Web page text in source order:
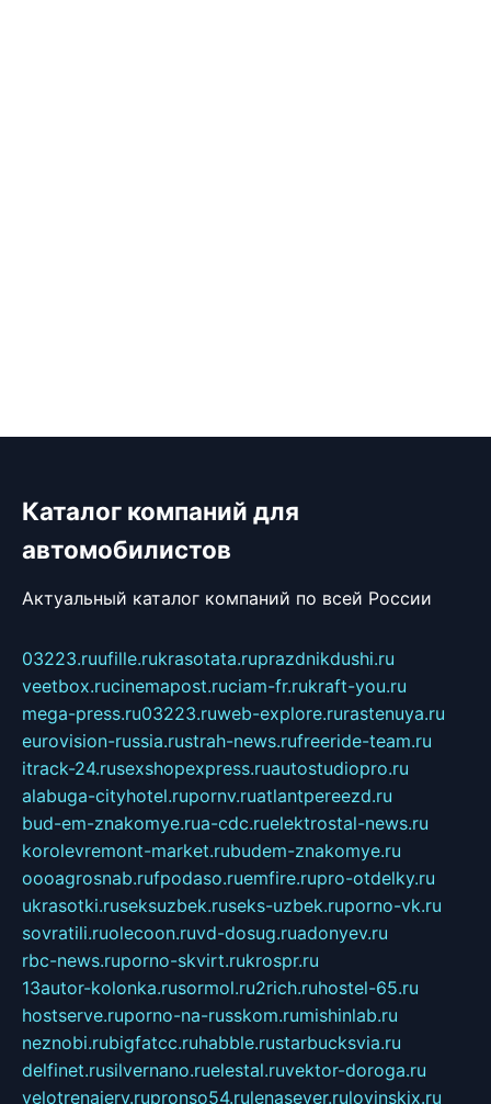
Каталог компаний для
автомобилистов
Актуальный каталог компаний по всей России
03223.ruufille.rukrasotata.ruprazdnikdushi.ru
veetbox.rucinemapost.ruciam-fr.rukraft-you.ru
mega-press.ru03223.ruweb-explore.rurastenuya.ru
eurovision-russia.rustrah-news.rufreeride-team.ru
itrack-24.rusexshopexpress.ruautostudiopro.ru
alabuga-cityhotel.rupornv.ruatlantpereezd.ru
bud-em-znakomye.rua-cdc.ruelektrostal-news.ru
korolevremont-market.rubudem-znakomye.ru
oooagrosnab.rufpodaso.ruemfire.rupro-otdelky.ru
ukrasotki.ruseksuzbek.ruseks-uzbek.ruporno-vk.ru
sovratili.ruolecoon.ruvd-dosug.ruadonyev.ru
rbc-news.ruporno-skvirt.rukrospr.ru
13autor-kolonka.rusormol.ru2rich.ruhostel-65.ru
hostserve.ruporno-na-russkom.rumishinlab.ru
neznobi.rubigfatcc.ruhabble.rustarbucksvia.ru
delfinet.rusilvernano.ruelestal.ruvektor-doroga.ru
velotrenajery.rupronso54.rulenasever.rulovinskix.ru